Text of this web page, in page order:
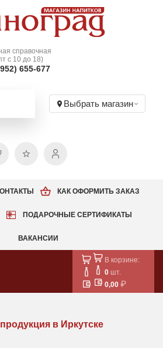
справочная
с 10 до 18)
655-677
Выбрать магазин
КАК ОФОРМИТЬ ЗАКАЗ
ПОДАРОЧНЫЕ СЕРТИФИКАТЫ
ВАКАНСИИ
В корзине:
0 шт.
0,00
в Иркутске